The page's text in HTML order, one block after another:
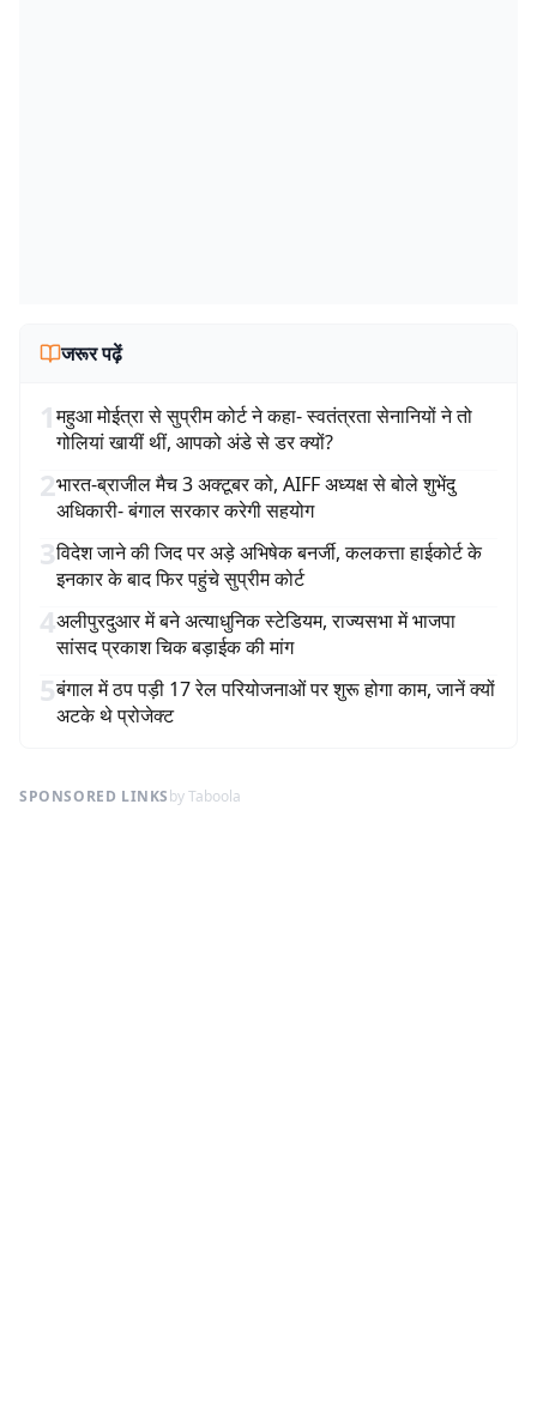
जरूर पढ़ें
1महुआ मोईत्रा से सुप्रीम कोर्ट ने कहा- स्वतंत्रता सेनानियों ने तो
गोलियां खायीं थीं, आपको अंडे से डर क्यों?
2भारत-ब्राजील मैच 3 अक्टूबर को, AIFF अध्यक्ष से बोले शुभेंदु
अधिकारी- बंगाल सरकार करेगी सहयोग
3विदेश जाने की जिद पर अड़े अभिषेक बनर्जी, कलकत्ता हाईकोर्ट के
इनकार के बाद फिर पहुंचे सुप्रीम कोर्ट
4अलीपुरदुआर में बने अत्याधुनिक स्टेडियम, राज्यसभा में भाजपा
सांसद प्रकाश चिक बड़ाईक की मांग
5बंगाल में ठप पड़ी 17 रेल परियोजनाओं पर शुरू होगा काम, जानें क्यों
अटके थे प्रोजेक्ट
SPONSORED LINKSby Taboola